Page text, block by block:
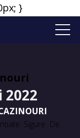
}
Sigure De